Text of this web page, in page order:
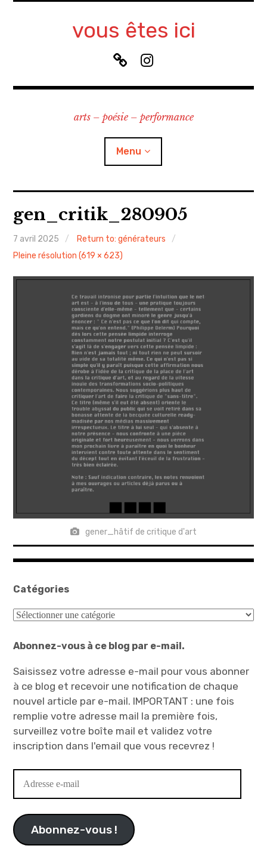
vous êtes ici
u
S
k
y
I
s
a
g
a
arts – poésie – performance
Menu
contact
recherche & cours
poésie & cie
workshops & ateliers
gen_critik_280905
7 avril 2025
Return to: générateurs
Pleine résolution (619 × 623)
gener_hâtif de critique d'art
Catégories
Catégories
Abonnez-vous à ce blog par e-mail.
Saisissez votre adresse e-mail pour vous abonner
à ce blog et recevoir une notification de chaque
nouvel article par e-mail. IMPORTANT : une fois
remplie votre adresse mail la première fois,
surveillez votre boîte mail et validez votre
inscription dans l'email que vous recevrez !
e-
Abonnez-vous !